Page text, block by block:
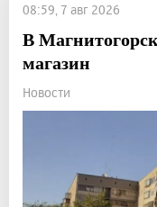
08:59, 7 авг 2026
В
магазин
Новости